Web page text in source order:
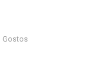
Gostos